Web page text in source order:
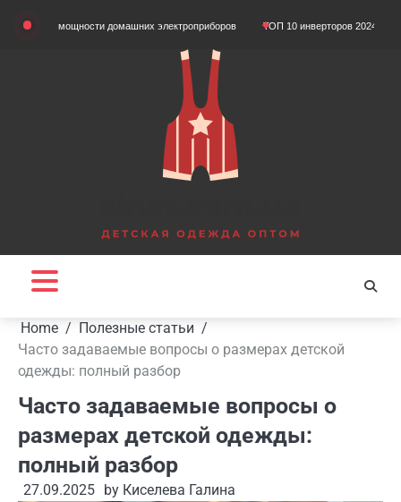
мощности домашних электроприборов ТОП 10 инверторов 2024 года
Home
Полезные статьи
Часто задаваемые вопросы о размерах детской
одежды: полный разбор
Часто задаваемые вопросы о
размерах детской одежды:
полный разбор
27.09.2025 by Киселева Галина